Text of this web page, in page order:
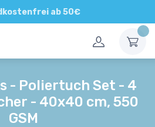
ab 50€
persönliche Beratung
- Poliertuch Set - 4
- 40x40 cm, 550
GSM